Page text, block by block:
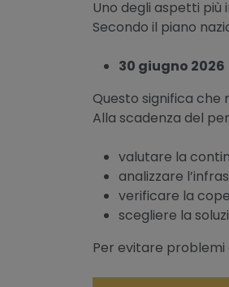
Uno degli aspetti
Secondo il piano
30 giugno 2026
Questo significa che
Alla scadenza del
valutare la
analizzare
verificare la
scegliere la
Per evitare